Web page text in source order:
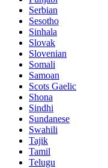
Serbian
Sesotho
Sinhala
Slovak
Slovenian
Somali
Samoan
Scots Gaelic
Shona
Sindhi
Sundanese
Swahili
Tajik
Tamil
Telugu